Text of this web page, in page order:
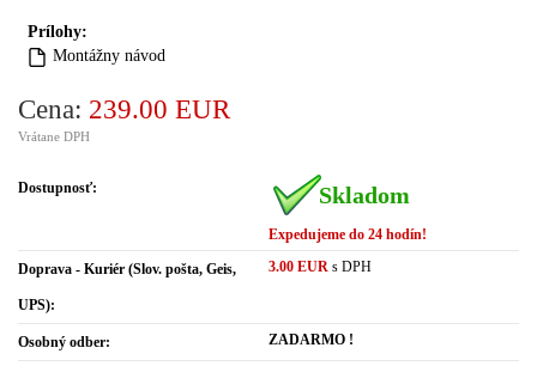
Prílohy:
Montážny návod
Cena: 239.00 EUR
Vrátane DPH
Dostupnosť: Skladom
Expedujeme do 24 hodín!
Doprava - Kuriér (Slov. pošta, Geis,
UPS):
3.00 EUR s DPH
Osobný odber: ZADARMO !